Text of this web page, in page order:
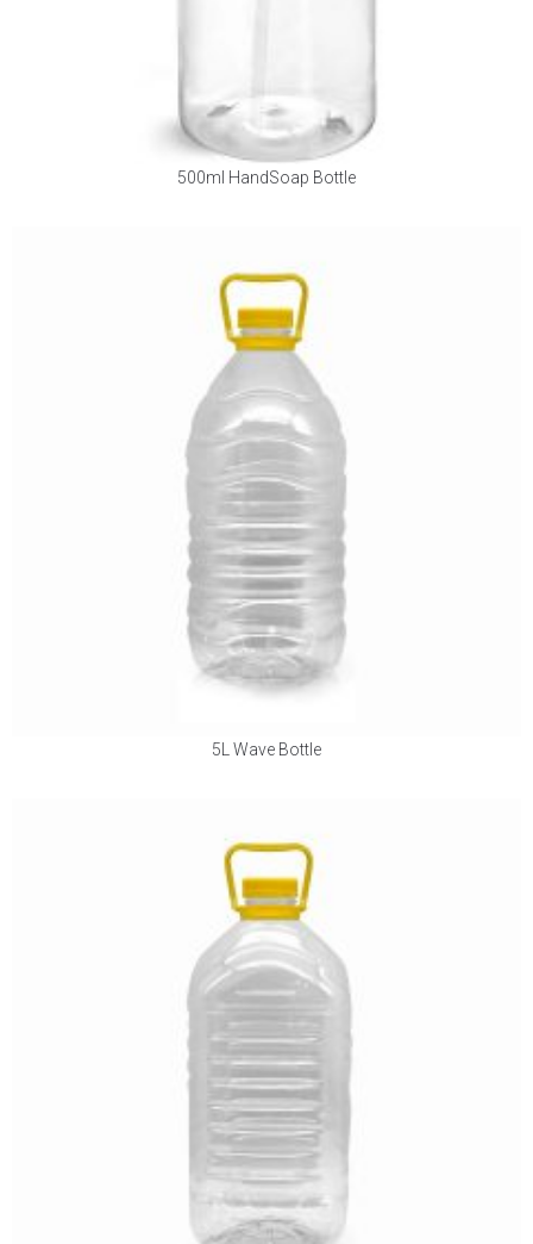
500ml HandSoap Bottle
5L Wave Bottle